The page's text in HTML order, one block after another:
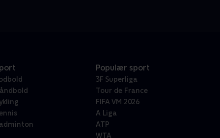
Populær sport
3F Superliga
Tour de France
FIFA VM 2026
A Liga
ATP
WTA